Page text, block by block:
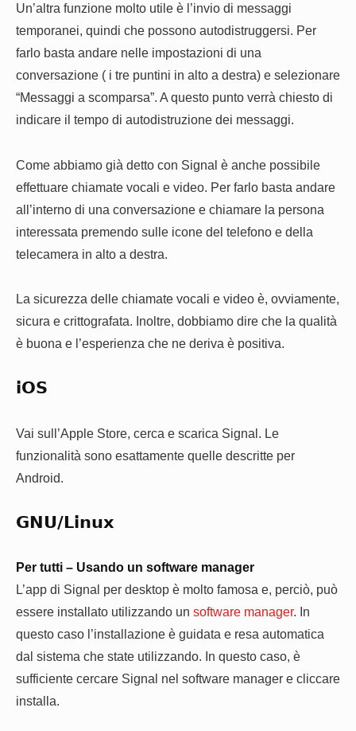
Un’altra funzione molto utile è l’invio di messaggi
temporanei, quindi che possono autodistruggersi. Per
farlo basta andare nelle impostazioni di una
conversazione ( i tre puntini in alto a destra) e selezionare
“Messaggi a scomparsa”. A questo punto verrà chiesto di
indicare il tempo di autodistruzione dei messaggi.
Come abbiamo già detto con Signal è anche possibile
effettuare chiamate vocali e video. Per farlo basta andare
all’interno di una conversazione e chiamare la persona
interessata premendo sulle icone del telefono e della
telecamera in alto a destra.
La sicurezza delle chiamate vocali e video è, ovviamente,
sicura e crittografata. Inoltre, dobbiamo dire che la qualità
è buona e l’esperienza che ne deriva è positiva.
iOS
Vai sull’Apple Store, cerca e scarica Signal. Le
funzionalità sono esattamente quelle descritte per
Android.
GNU/Linux
Per tutti – Usando un software manager
L’app di Signal per desktop è molto famosa e, perciò, può
essere installato utilizzando un software manager. In
questo caso l’installazione è guidata e resa automatica
dal sistema che state utilizzando. In questo caso, è
sufficiente cercare Signal nel software manager e cliccare
installa.